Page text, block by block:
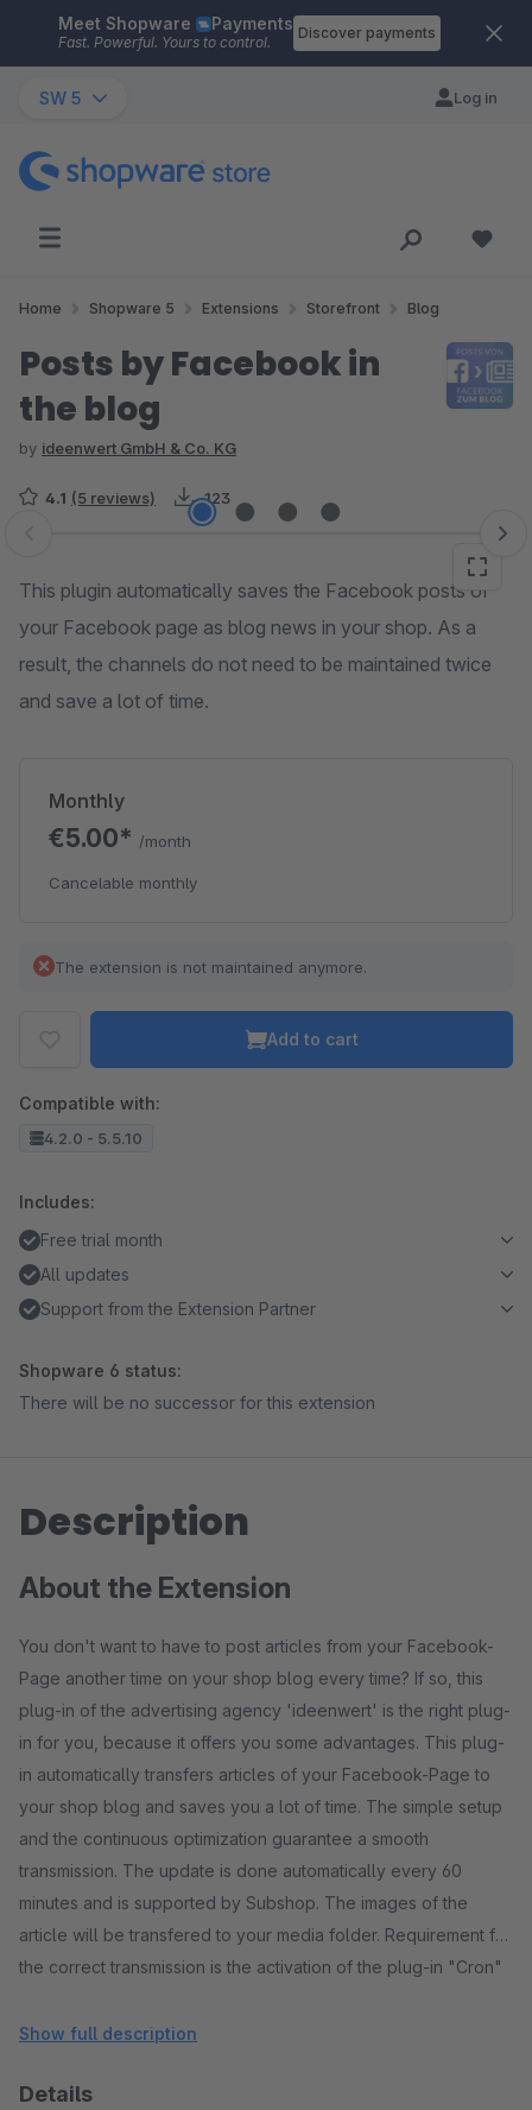
Skip to main content
Meet Shopware Payments
Fast. Powerful. Yours to control.
Discover payments
SW 5 Log in
Home Shopware 5 Extensions Storefront Blog
Posts by Facebook in
the blog
by ideenwert GmbH & Co. KG
4.1 (5 reviews) 123
Skip image gallery
This plugin automatically saves the Facebook posts of
your Facebook page as blog news in your shop. As a
result, the channels do not need to be maintained twice
and save a lot of time.
Monthly
€5.00* /month
Cancelable monthly
The extension is not maintained anymore.
Add to cart
Compatible with:
4.2.0 - 5.5.10
Includes:
Free trial month
All updates
Support from the Extension Partner
Shopware 6 status:
There will be no successor for this extension
Description
About the Extension
You don't want to have to post articles from your Facebook-
Page another time on your shop blog every time? If so, this
plug-in of the advertising agency 'ideenwert' is the right plug-
in for you, because it offers you some advantages. This plug-
in automatically transfers articles of your Facebook-Page to
your shop blog and saves you a lot of time. The simple setup
and the continuous optimization guarantee a smooth
transmission. The update is done automatically every 60
minutes and is supported by Subshop. The images of the
article will be transfered to your media folder. Requirement for
the correct transmission is the activation of the plug-in "Cron"
not include text, such as cover photo updates, will not be
Show full description
Details